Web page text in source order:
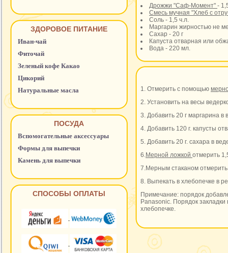
ЗДОРОВОЕ ПИТАНИЕ
Иван-чай
Фиточай
Зеленый кофе Какао
Цикорий
Натуральные масла
ПОСУДА
Вспомогательные аксессуары
Формы для выпечки
Камень для выпечки
СПОСОБЫ ОПЛАТЫ
Дрожжи "Саф-Момент" -
Смесь мучная "Хлеб с
Соль - 1,5 ч.л.
Маргарин жирностью не
Сахар - 20 г
Капуста отварная или
Вода - 220 мл.
1. Отмерить с помощью
2. Установить на весы
3. Добавить 20 г маргарина в
4. Добавить 120 г. капусты
5. Добавить 20 г. сахара в
6.Мерной ложкой отмерить
7.Мерным стаканом
8. Выпекать в хлебопечке в
Примечание: порядок
Panasonic. Порядок закладки
хлебопечке.